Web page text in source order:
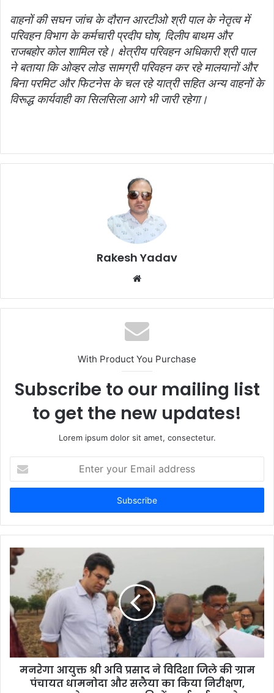
वाहनों की सघन जांच के दौरान आरटीओ श्री पाल के नेतृत्व में
परिवहन विभाग के कर्मचारी प्रदीप घोष, दिलीप बाथम और
राजबहोर कोल शामिल रहे। क्षेत्रीय परिवहन अधिकारी श्री पाल
ने बताया कि ओव्हर लोड सामग्री परिवहन कर रहे मालयानों और
बिना परमिट और फिटनेस के चल रहे यात्री सहित अन्य वाहनों के
विरूद्ध कार्यवाही का सिलसिला आगे भी जारी रहेगा।
Rakesh Yadav
b
s
i
e
With Product You Purchase
Subscribe to our mailing list
to get the new updates!
Lorem ipsum dolor sit amet, consectetur.
t
r
y
u
r
E
a
i
l
मनरेगा आयुक्त श्री अवि प्रसाद ने विदिशा जिले की ग्राम
पंचायत धामनोदा और सलैया का किया निरीक्षण,